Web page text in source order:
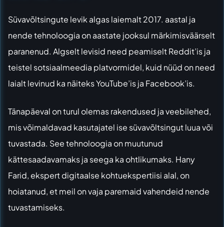
Süvavõltsingute levik algas laiemalt 2017. aastal ja
nende tehnoloogia on aastate jooksul märkimisväärselt
paranenud. Algselt levisid need peamiselt Reddit’is ja
teistel sotsiaalmeedia platvormidel, kuid nüüd on need
laialt levinud ka näiteks YouTube’is ja Facebook’is.
Tänapäeval on turul olemas rakendused ja veebilehed,
mis võimaldavad kasutajatel ise süvavõltsingut luua või
tuvastada. See tehnoloogia on muutunud
kättesaadavamaks ja seega ka ohtlikumaks. Hany
Farid, ekspert digitaalse kohtuekspertiisi alal, on
hoiatanud, et meil on vaja paremaid vahendeid nende
tuvastamiseks.